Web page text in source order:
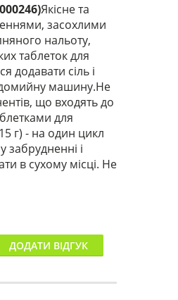
Якісне та
засохлими
нальоту,
таблеток для
додавати сіль і
машину.Не
що входять до
для
г) - на один цикл
забрудненні і
в сухому місці. Не
ДОДАТИ ВІДГУК